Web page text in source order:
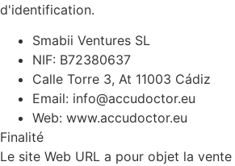
d'identification.
Smabii Ventures SL
NIF: B72380637
Calle Torre 3, At 11003 Cádiz
Email: info@accudoctor.eu
Web: www.accudoctor.eu
Finalité
Le site Web URL a pour objet la